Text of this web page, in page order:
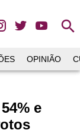
search
OPINIÃO
e